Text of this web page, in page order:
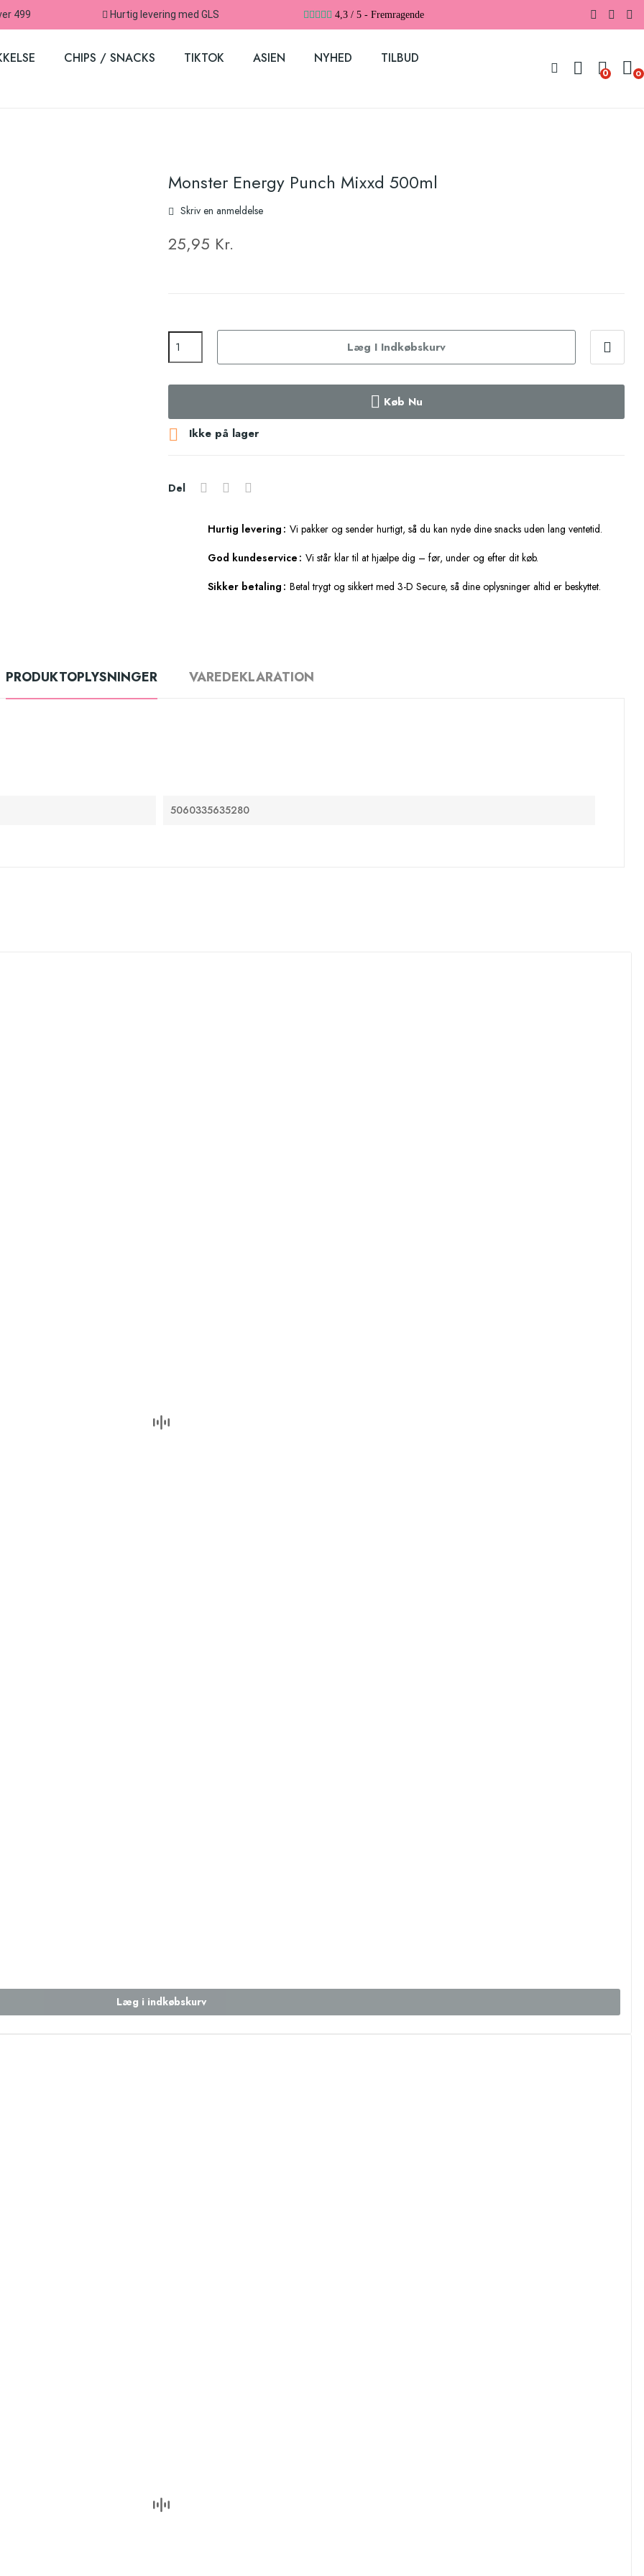
499 Hurtig levering med GLS 4,3 / 5 - Fremragende
CHIPS / SNACKS TIKTOK ASIEN NYHED
TILBUD
0 0
Monster Energy Punch Mixxd 500ml
Skriv en anmeldelse
25,95 Kr.
Læg I Indkøbskurv
Køb Nu
 Ikke på lager
Del
Hurtig levering Vi pakker og sender hurtigt, så du kan nyde dine snacks uden lang ventetid.
God kundeservice Vi står klar til at hjælpe dig – før, under og efter dit køb.
Sikker betaling Betal trygt og sikkert med 3-D Secure, så dine oplysninger altid er beskyttet.
PRODUKTOPLYSNINGER VAREDEKLARATION
5060335635280
Læg i indkøbskurv